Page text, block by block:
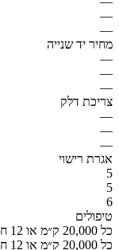
—
—
מחיר יד שנייה
—
—
—
צריכת דלק
—
—
—
אגרת רישוי
5
5
6
טיפולים
כל 20,000 ק״מ או 12 חודשים
כל 20,000 ק״מ או 12 חודשים